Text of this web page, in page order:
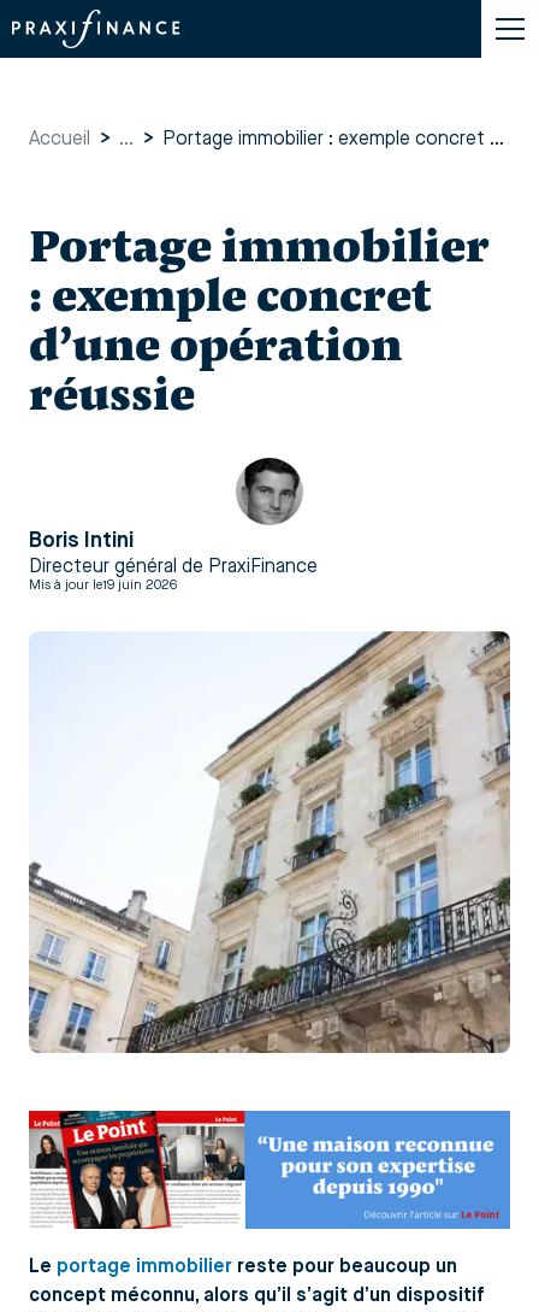
Accueil > ... > Portage immobilier : exemple concret d’une opération réussie
Portage immobilier
: exemple concret
d’une opération
réussie
Boris Intini
Directeur général de PraxiFinance
Mis à jour le19 juin 2026
Le portage immobilier reste pour beaucoup un
concept méconnu, alors qu’il s’agit d’un dispositif